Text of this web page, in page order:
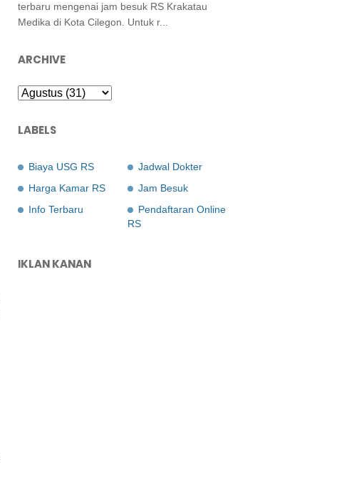
terbaru mengenai jam besuk RS Krakatau
Medika di Kota Cilegon. Untuk r...
ARCHIVE
LABELS
Biaya USG RS
Harga Kamar RS
Info Terbaru
Jadwal Dokter
Jam Besuk
Pendaftaran Online
RS
IKLAN KANAN